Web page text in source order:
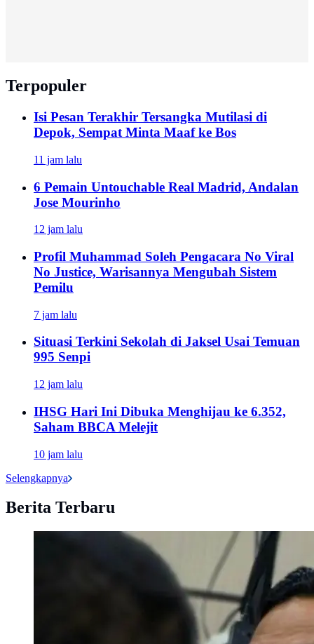
Terpopuler
Isi Pesan Terakhir Tersangka Mutilasi di
Depok, Sempat Minta Maaf ke Bos
11 jam lalu
6 Pemain Untouchable Real Madrid, Andalan
Jose Mourinho
12 jam lalu
Profil Muhammad Soleh Pengacara No Viral
No Justice, Warisannya Mengubah Sistem
Pemilu
7 jam lalu
Situasi Terkini Sekolah di Jaksel Usai Temuan
995 Senpi
12 jam lalu
IHSG Hari Ini Dibuka Menghijau ke 6.352,
Saham BBCA Melejit
10 jam lalu
Selengkapnya
Berita Terbaru